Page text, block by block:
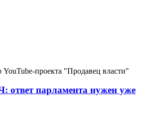
YouTube-проекта "Продавец власти"
ответ парламента нужен уже